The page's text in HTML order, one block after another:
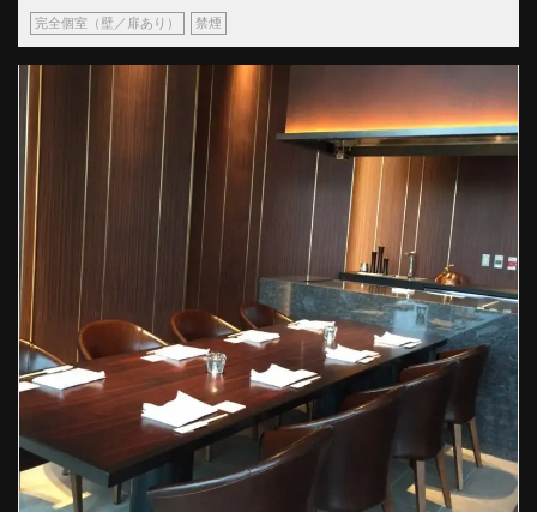
完全個室（壁／扉あり） 禁煙